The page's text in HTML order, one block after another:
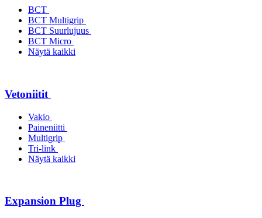
BCT
BCT Multigrip
BCT Suurlujuus
BCT Micro
Näytä kaikki
Vetoniitit
Vakio
Paineniitti
Multigrip
Tri-link
Näytä kaikki
Expansion Plug